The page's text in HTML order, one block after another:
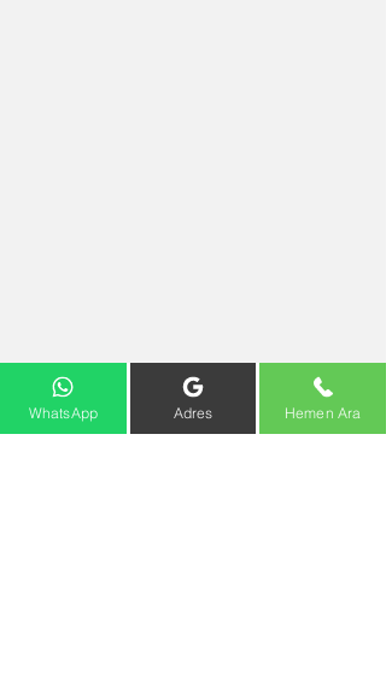
WhatsApp Adres Hemen Ara